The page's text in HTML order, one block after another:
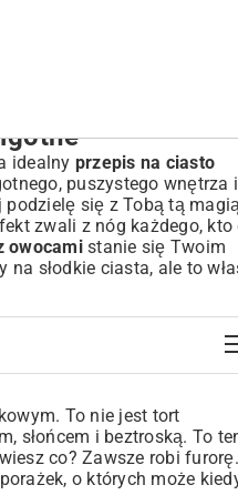
idealny przepis na ciasto
puszystego wnętrza i
podzielę się z Tobą tą
zwali z nóg każdego, kto
owocamistanie się Twoim
na słodkie ciasta, ale to
To nie jest tort
słońcem i beztroską. To
co? Zawsze robi furorę.
o których może